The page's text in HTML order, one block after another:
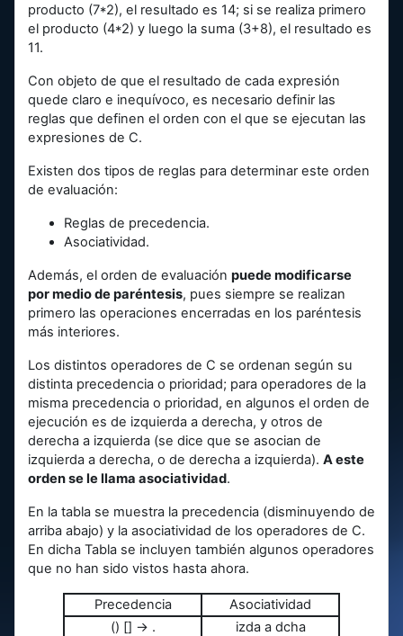
producto (7*2), el resultado es 14; si se realiza primero
el producto (4*2) y luego la suma (3+8), el resultado es
11.
Con objeto de que el resultado de cada expresión
quede claro e inequívoco, es necesario definir las
reglas que definen el orden con el que se ejecutan las
expresiones de C.
Existen dos tipos de reglas para determinar este orden
de evaluación:
Reglas de precedencia.
Asociatividad.
Además, el orden de evaluación puede modificarse
por medio de paréntesis, pues siempre se realizan
primero las operaciones encerradas en los paréntesis
más interiores.
Los distintos operadores de C se ordenan según su
distinta precedencia o prioridad; para operadores de la
misma precedencia o prioridad, en algunos el orden de
ejecución es de izquierda a derecha, y otros de
derecha a izquierda (se dice que se asocian de
izquierda a derecha, o de derecha a izquierda). A este
orden se le llama asociatividad.
En la tabla se muestra la precedencia (disminuyendo de
arriba abajo) y la asociatividad de los operadores de C.
En dicha Tabla se incluyen también algunos operadores
que no han sido vistos hasta ahora.
Precedencia
Asociatividad
() [] -> .
izda a dcha